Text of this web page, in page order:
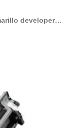
developer